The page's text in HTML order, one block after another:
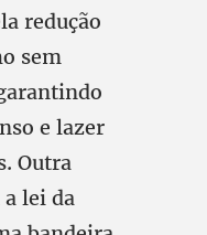
redução
sem
e lazer
Outra
lei da